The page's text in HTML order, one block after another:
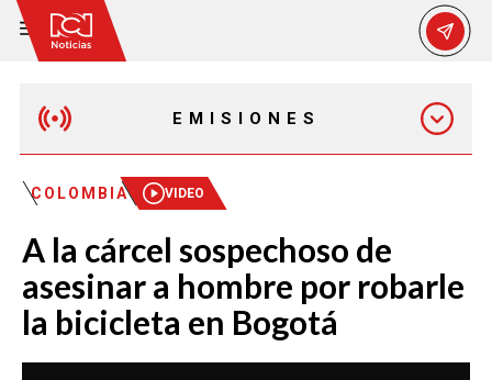
EMISIONES
MAÑANA EXPRESS
EMISIÓN 12:30 PM
EMISIÓN 7:00 PM
COLOMBIA VIDEO
A la cárcel sospechoso de
asesinar a hombre por robarle
la bicicleta en Bogotá